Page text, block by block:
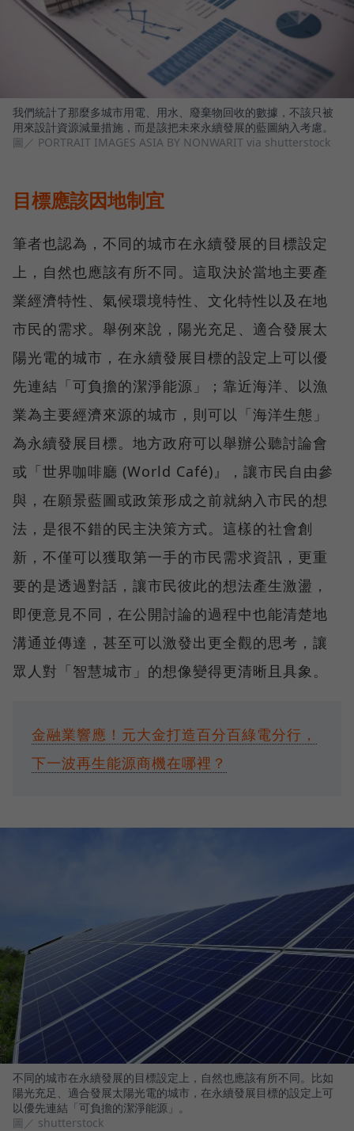
我們統計了那麼多城市用電、用水、廢棄物回收的數據，不該只被
用來設計資源減量措施，而是該把未來永續發展的藍圖納入考慮。
圖／ PORTRAIT IMAGES ASIA BY NONWARIT via shutterstock
目標應該因地制宜
筆者也認為，不同的城市在永續發展的目標設定
上，自然也應該有所不同。這取決於當地主要產
業經濟特性、氣候環境特性、文化特性以及在地
市民的需求。舉例來說，陽光充足、適合發展太
陽光電的城市，在永續發展目標的設定上可以優
先連結「可負擔的潔淨能源」；靠近海洋、以漁
業為主要經濟來源的城市，則可以「海洋生態」
為永續發展目標。地方政府可以舉辦公聽討論會
或「世界咖啡廳 (World Café)』，讓市民自由參
與，在願景藍圖或政策形成之前就納入市民的想
法，是很不錯的民主決策方式。這樣的社會創
新，不僅可以獲取第一手的市民需求資訊，更重
要的是透過對話，讓市民彼此的想法產生激盪，
即便意見不同，在公開討論的過程中也能清楚地
溝通並傳達，甚至可以激發出更全觀的思考，讓
眾人對「智慧城市」的想像變得更清晰且具象。
金融業響應！元大金打造百分百綠電分行，
下一波再生能源商機在哪裡？
不同的城市在永續發展的目標設定上，自然也應該有所不同。比如
陽光充足、適合發展太陽光電的城市，在永續發展目標的設定上可
以優先連結「可負擔的潔淨能源」。
圖／ shutterstock